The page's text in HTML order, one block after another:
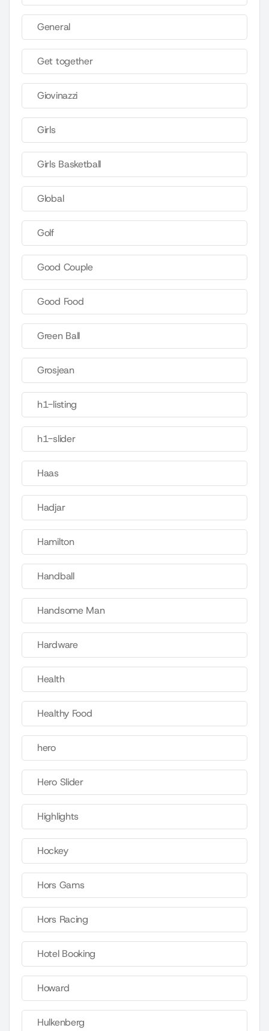
General
Get together
Giovinazzi
Girls
Girls Basketball
Global
Golf
Good Couple
Good Food
Green Ball
Grosjean
h1-listing
h1-slider
Haas
Hadjar
Hamilton
Handball
Handsome Man
Hardware
Health
Healthy Food
hero
Hero Slider
Highlights
Hockey
Hors Gams
Hors Racing
Hotel Booking
Howard
Hulkenberg